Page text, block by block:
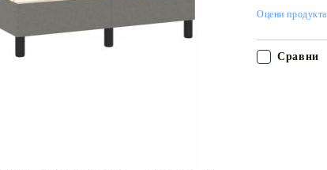
Оцени продукта
Сравни